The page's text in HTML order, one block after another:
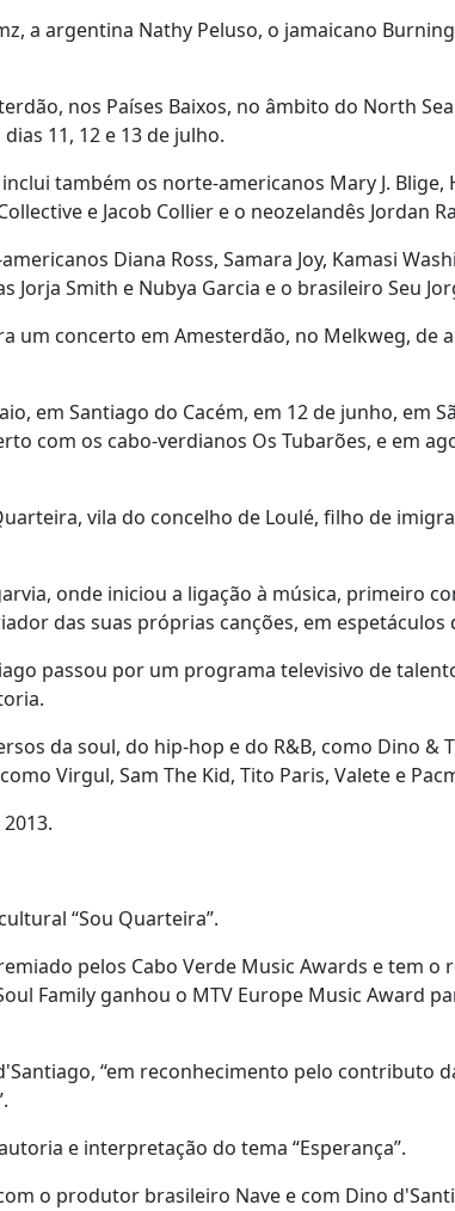
a argentina Nathy Peluso, o jamaicano Burning
nos Países Baixos, no âmbito do North Sea
11, 12 e 13 de julho.
também os norte-americanos Mary J. Blige,
e Jacob Collier e o neozelandês Jordan
Diana Ross, Samara Joy, Kamasi
Jorja Smith e Nubya Garcia e o brasileiro Seu
um concerto em Amesterdão, no Melkweg, de
em Santiago do Cacém, em 12 de junho, em
com os cabo-verdianos Os Tubarões, e em
vila do concelho de Loulé, filho de
onde iniciou a ligação à música, primeiro
das suas próprias canções, em espetáculos
passou por um programa televisivo de
da soul, do hip-hop e do R&B, como Dino &
Virgul, Sam The Kid, Tito Paris, Valete e
“Sou Quarteira”.
pelos Cabo Verde Music Awards e tem o
Family ganhou o MTV Europe Music Award
“em reconhecimento pelo contributo
e interpretação do tema “Esperança”.
o produtor brasileiro Nave e com Dino